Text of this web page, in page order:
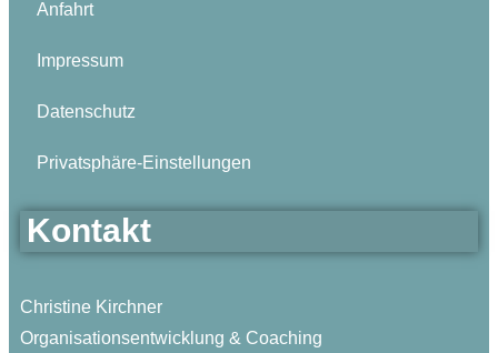
Anfahrt
Impressum
Datenschutz
Privatsphäre-Einstellungen
Kontakt
Christine Kirchner
Organisationsentwicklung & Coaching